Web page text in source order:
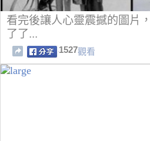
看完後讓人心靈震撼的圖片
了了...
1527觀看